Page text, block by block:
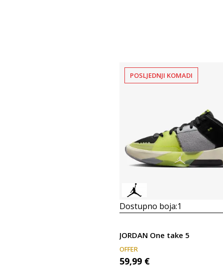
POSLJEDNJI KOMADI
Dostupno boja:1
JORDAN One take 5
OFFER
59,99 €